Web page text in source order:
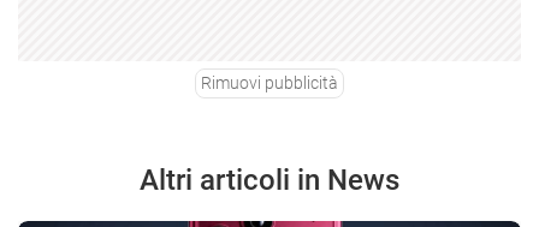
Rimuovi pubblicità
Altri articoli in News